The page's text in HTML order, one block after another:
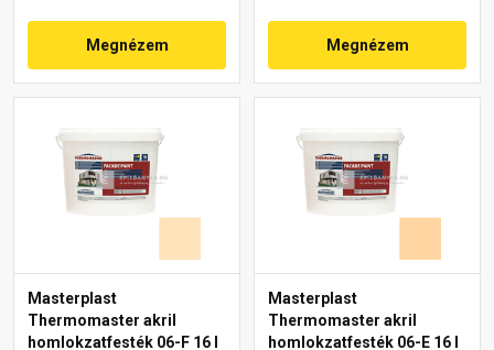
Megnézem Megnézem
Masterplast
Thermomaster akril
homlokzatfesték 06-F 16 l
Masterplast
Thermomaster akril
homlokzatfesték 06-E 16 l